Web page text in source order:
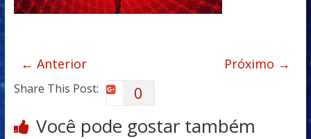
← Anterior Próximo →
Share This Post: 0
Você pode gostar também